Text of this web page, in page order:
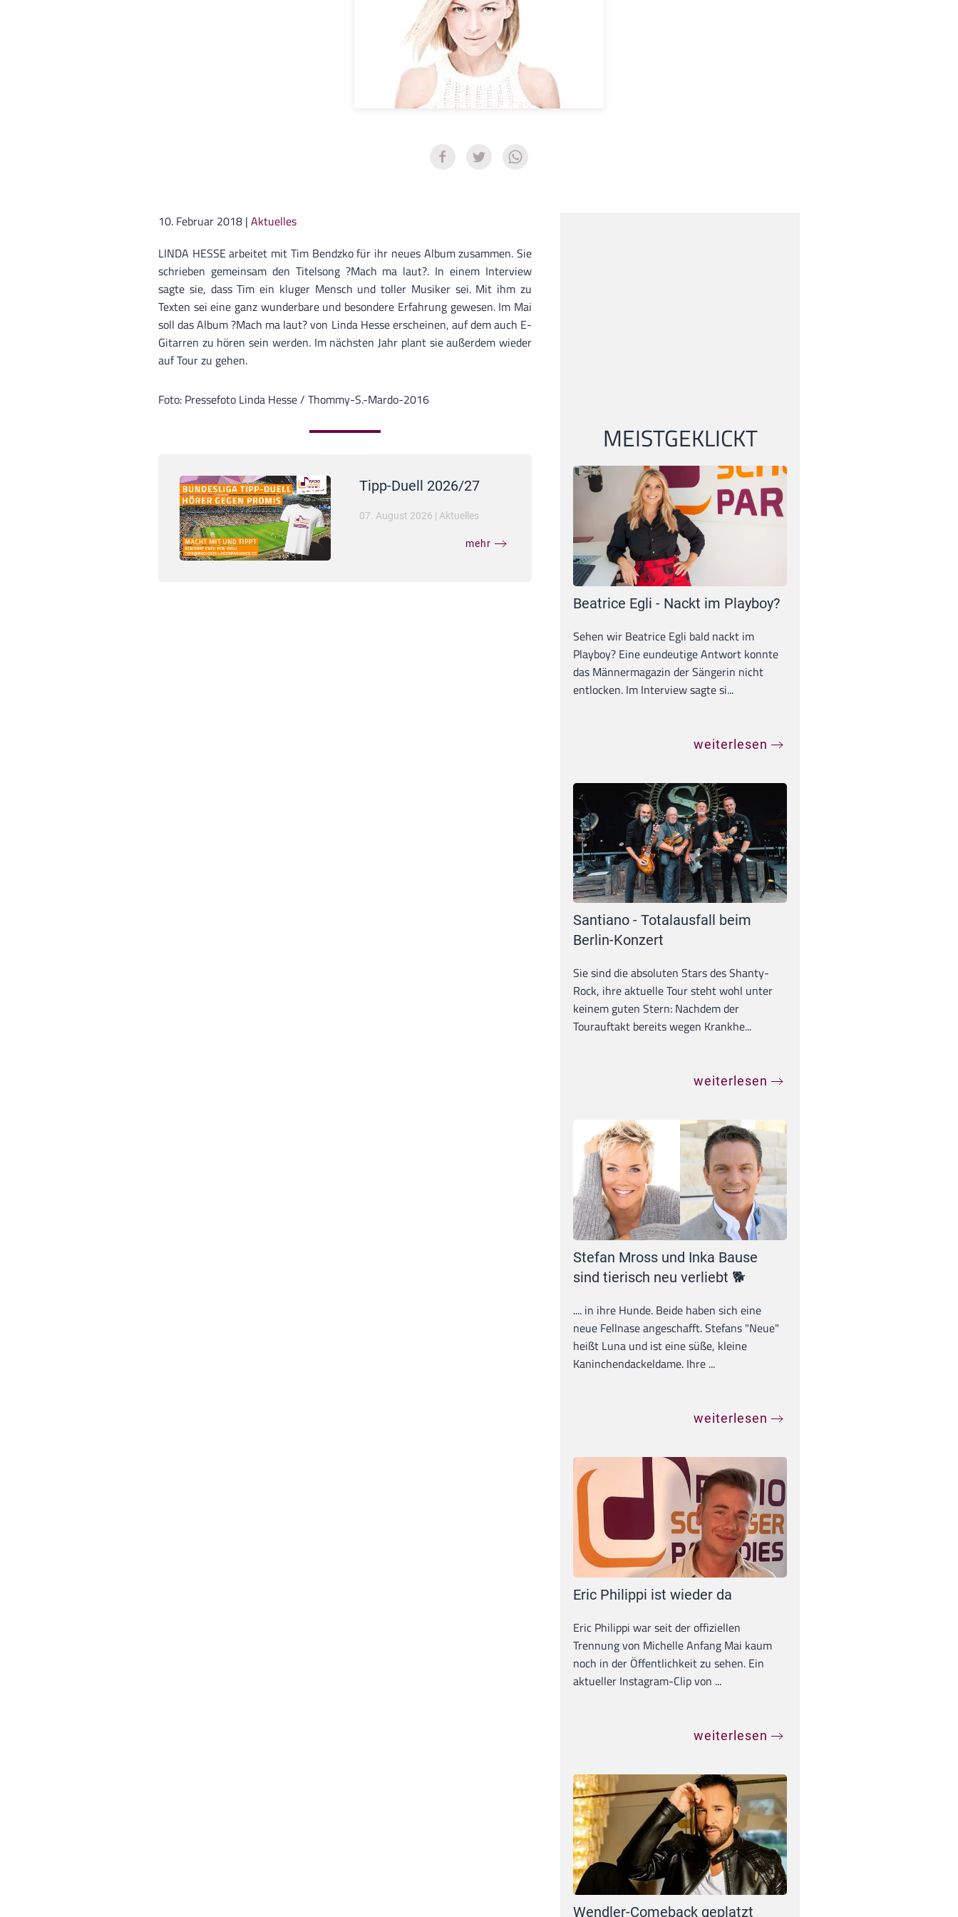
10. Februar 2018 | Aktuelles
LINDA HESSE arbeitet mit Tim Bendzko für ihr neues Album zusammen. Sie
schrieben gemeinsam den Titelsong ?Mach ma laut?. In einem Interview
sagte sie, dass Tim ein kluger Mensch und toller Musiker sei. Mit ihm zu
Texten sei eine ganz wunderbare und besondere Erfahrung gewesen. Im Mai
soll das Album ?Mach ma laut? von Linda Hesse erscheinen, auf dem auch E-
Gitarren zu hören sein werden. Im nächsten Jahr plant sie außerdem wieder
auf Tour zu gehen.
Foto: Pressefoto Linda Hesse / Thommy-S.-Mardo-2016
Tipp-Duell 2026/27
07. August 2026 | Aktuelles
mehr
MEISTGEKLICKT
Beatrice Egli - Nackt im Playboy?
Sehen wir Beatrice Egli bald nackt im
Playboy? Eine eundeutige Antwort konnte
das Männermagazin der Sängerin nicht
entlocken. Im Interview sagte si...
weiterlesen
Santiano - Totalausfall beim
Berlin-Konzert
Sie sind die absoluten Stars des Shanty-
Rock, ihre aktuelle Tour steht wohl unter
keinem guten Stern: Nachdem der
Tourauftakt bereits wegen Krankhe...
weiterlesen
Stefan Mross und Inka Bause
sind tierisch neu verliebt 🐕
.... in ihre Hunde. Beide haben sich eine
neue Fellnase angeschafft. Stefans "Neue"
heißt Luna und ist eine süße, kleine
Kaninchendackeldame. Ihre ...
weiterlesen
Eric Philippi ist wieder da
Eric Philippi war seit der offiziellen
Trennung von Michelle Anfang Mai kaum
noch in der Öffentlichkeit zu sehen. Ein
aktueller Instagram-Clip von ...
weiterlesen
Wendler-Comeback geplatzt